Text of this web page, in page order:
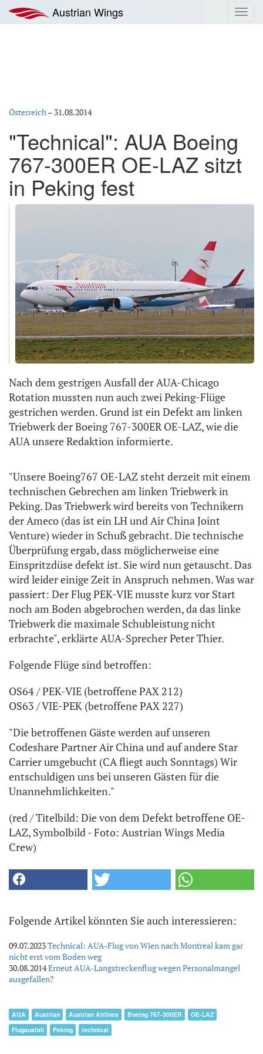
Inhalt
springen
Austrian Wings
Österreich– 31.08.2014
"Technical": AUA Boeing
767-300ER OE-LAZ sitzt
in Peking fest
Nach dem gestrigen Ausfall der AUA-Chicago
Rotation mussten nun auch zwei Peking-Flüge
gestrichen werden. Grund ist ein Defekt am linken
Triebwerk der Boeing 767-300ER OE-LAZ, wie die
AUA unsere Redaktion informierte.
"Unsere Boeing767 OE-LAZ steht derzeit mit einem
technischen Gebrechen am linken Triebwerk in
Peking. Das Triebwerk wird bereits von Technikern
der Ameco (das ist ein LH und Air China Joint
Venture) wieder in Schuß gebracht. Die technische
Überprüfung ergab, dass möglicherweise eine
Einspritzdüse defekt ist. Sie wird nun getauscht. Das
wird leider einige Zeit in Anspruch nehmen. Was war
passiert: Der Flug PEK-VIE musste kurz vor Start
noch am Boden abgebrochen werden, da das linke
Triebwerk die maximale Schubleistung nicht
erbrachte", erklärte AUA-Sprecher Peter Thier.
Folgende Flüge sind betroffen:
OS64 / PEK-VIE (betroffene PAX 212)
OS63 / VIE-PEK (betroffene PAX 227)
"Die betroffenen Gäste werden auf unseren
Codeshare Partner Air China und auf andere Star
Carrier umgebucht (CA fliegt auch Sonntags) Wir
entschuldigen uns bei unseren Gästen für die
Unannehmlichkeiten."
(red / Titelbild: Die von dem Defekt betroffene OE-
LAZ, Symbolbild - Foto: Austrian Wings Media
Crew)
Folgende Artikel könnten Sie auch interessieren:
09.07.2023Technical: AUA-Flug von Wien nach Montreal kam gar
nicht erst vom Boden weg
30.08.2014Erneut AUA-Langstreckenflug wegen Personalmangel
ausgefallen?
AUA Austrian Austrian Airlines Boeing 767-300ER
OE-LAZ
Flugausfall
Peking technical